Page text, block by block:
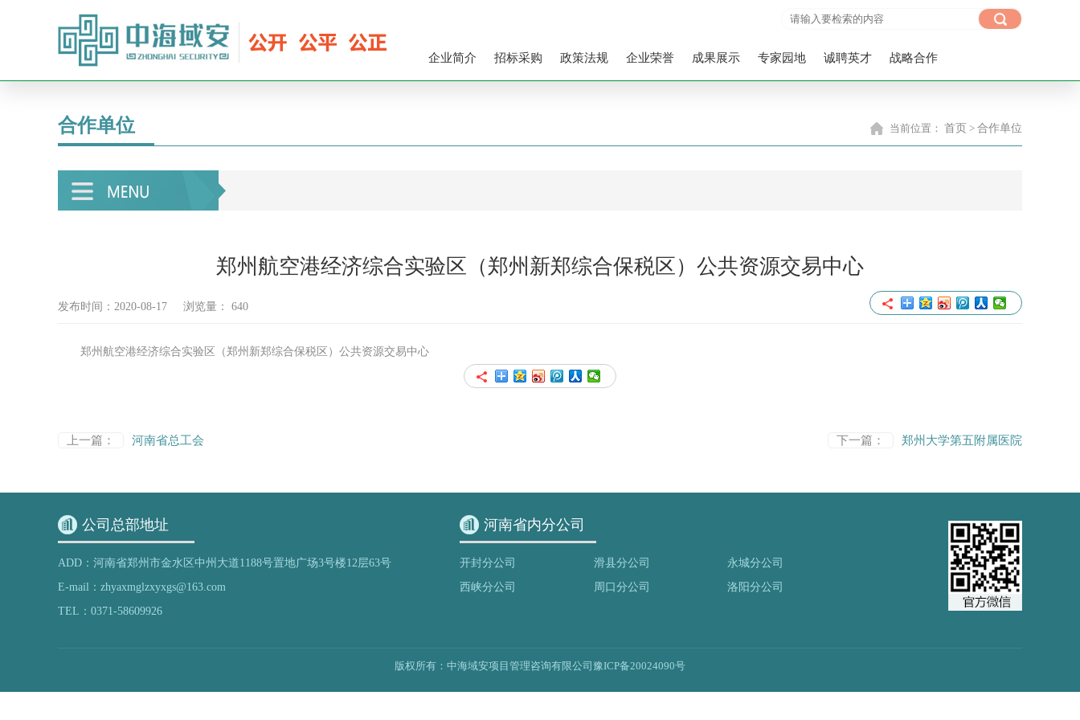
企业简介 招标采购 政策法规 企业荣誉 成果展示 专家园地 诚聘英才 战略合作
合作单位 当前位置： 首页 > 合作单位
郑州航空港经济综合实验区（郑州新郑综合保税区）公共资源交易中心
发布时间：2020-08-17 浏览量： 640
郑州航空港经济综合实验区（郑州新郑综合保税区）公共资源交易中心
上一篇： 河南省总工会 下一篇： 郑州大学第五附属医院
公司总部地址
ADD：河南省郑州市金水区中州大道1188号置地广场3号楼12层63号
E-mail：zhyaxmglzxyxgs@163.com
TEL：0371-58609926
河南省内分公司
开封分公司 滑县分公司
永城分公司
西峡分公司
周口分公司 洛阳分公司
版权所有：中海域安项目管理咨询有限公司 豫ICP备20024090号